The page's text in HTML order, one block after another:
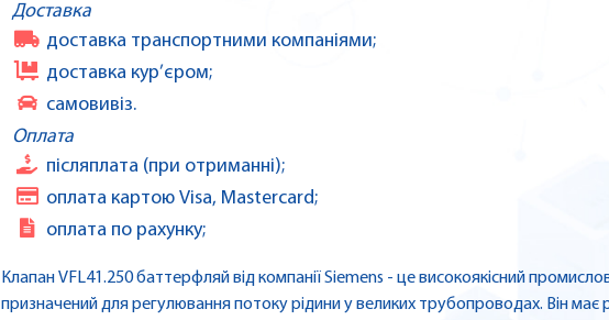
Доставка
доставка транспортними компаніями;
доставка кур’єром;
самовивіз.
Оплата
післяплата (при отриманні);
оплата картою Visa, Mastercard;
оплата по рахунку;
Клапан VFL41.250 баттерфляй від компанії Siemens - це високоякісний
призначений для регулювання потоку рідини у великих трубопроводах. Він має